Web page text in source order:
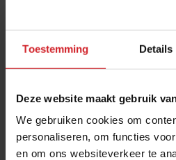
Toestemming Details
Deze website maakt gebruik
We gebruiken cookies om
personaliseren, om functies
en om ons websiteverkeer te
Best gelezen artikelen
eetcafés tot